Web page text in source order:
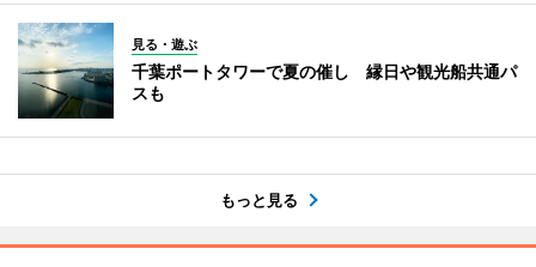
見る・遊ぶ
千葉ポートタワーで夏の催し 縁日や観光船共通パ
スも
もっと見る